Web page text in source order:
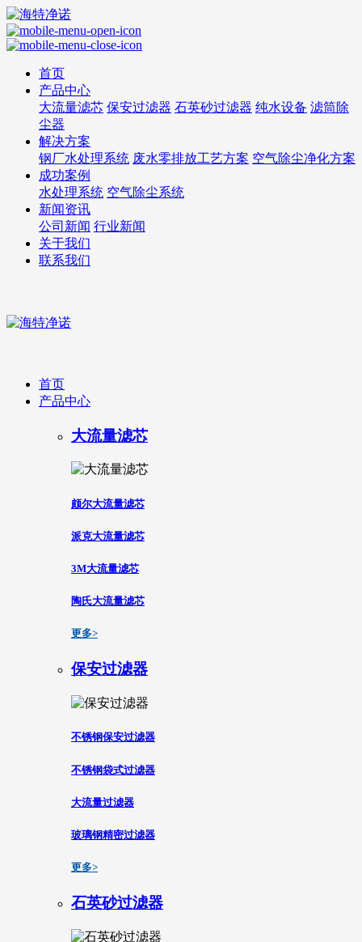
首页
产品中心
大流量滤芯 保安过滤器 石英砂过滤器 纯水设备 滤筒除
尘器
解决方案
钢厂水处理系统 废水零排放工艺方案 空气除尘净化方案
成功案例
水处理系统 空气除尘系统
新闻资讯
公司新闻 行业新闻
关于我们
联系我们
首页
产品中心
大流量滤芯
颇尔大流量滤芯
派克大流量滤芯
3M大流量滤芯
陶氏大流量滤芯
更多>
保安过滤器
不锈钢保安过滤器
不锈钢袋式过滤器
大流量过滤器
玻璃钢精密过滤器
更多>
石英砂过滤器